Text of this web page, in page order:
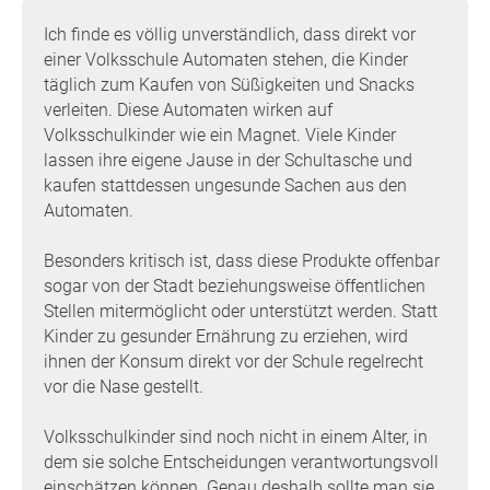
Darüber hinaus bestehen Bedenken hinsichtlich der
Videoüberwachung im Umfeld des Automaten. Gerade bei
Kindern muss mit Datenschutz und Überwachung
besonders sensibel umgegangen werden.
Warum muss jetzt gehandelt werden?
Je länger der Automat bestehen bleibt, desto stärker
gewöhnen sich daran, regelmäßig Geld für ungesunde
Produkte auszugeben und entwickeln bereits früh ein
problematisches Konsumverhalten. Die Volksschule sollte
ein geschützter Raum sein, in dem Gesundheit, Bildung
und das Wohl der Kinder Vorrang vor Verkaufsinteressen
haben. Deshalb ist es wichtig, jetzt Verantwortung zu
kinderfreundlichere Lösung für den Schulalltag zu
schaffen.
Ich finde es völlig unverständlich, dass direkt vor
einer Volksschule Automaten stehen, die Kinder
täglich zum Kaufen von Süßigkeiten und Snacks
verleiten. Diese Automaten wirken auf
Volksschulkinder wie ein Magnet. Viele Kinder
lassen ihre eigene Jause in der Schultasche und
kaufen stattdessen ungesunde Sachen aus den
Automaten.
Besonders kritisch ist, dass diese Produkte offenbar
sogar von der Stadt beziehungsweise öffentlichen
Stellen mitermöglicht oder unterstützt werden. Statt
Kinder zu gesunder Ernährung zu erziehen, wird
ihnen der Konsum direkt vor der Schule regelrecht
vor die Nase gestellt.
Volksschulkinder sind noch nicht in einem Alter, in
dem sie solche Entscheidungen verantwortungsvoll